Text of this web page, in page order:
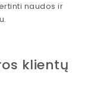
naudos ir
klientų